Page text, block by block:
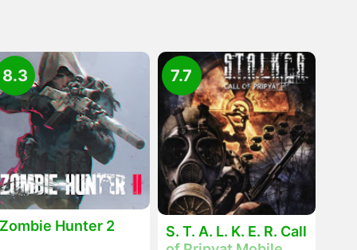
Zombie Hunter 2
8.3
S. T. A. L. K. E. R. Call
7.7